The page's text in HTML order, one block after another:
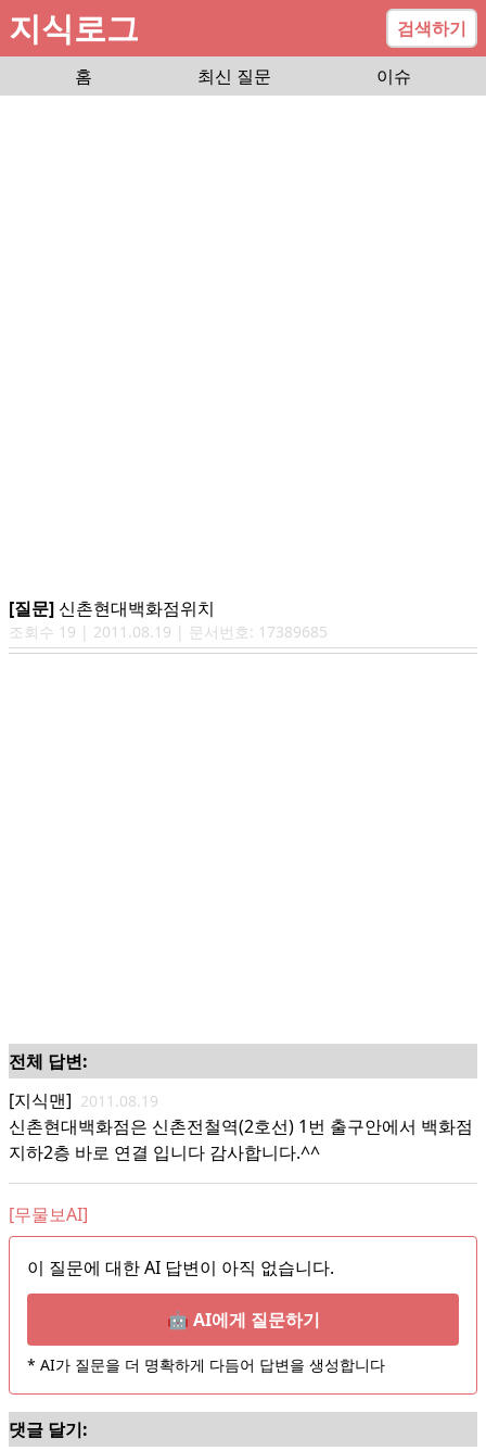
지식로그
검색하기
홈
최신 질문 이슈
[질문] 신촌현대백화점위치
조회수 19 | 2011.08.19 | 문서번호: 17389685
전체 답변:
[지식맨] 2011.08.19
신촌현대백화점은 신촌전철역(2호선) 1번 출구안에서 백화점
지하2층 바로 연결 입니다 감사합니다.^^
[무물보AI]
이 질문에 대한 AI 답변이 아직 없습니다.
🤖 AI에게 질문하기
* AI가 질문을 더 명확하게 다듬어 답변을 생성합니다
댓글 달기: